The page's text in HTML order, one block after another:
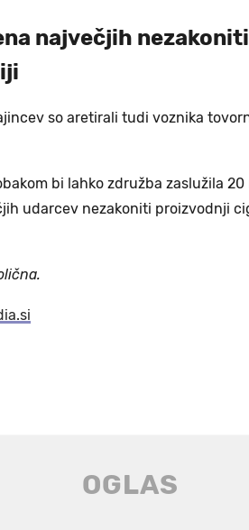
največjih
so aretirali tudi voznika
bi lahko združba zaslužila
udarcev nezakoniti proizvodnji